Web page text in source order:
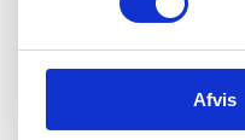
Afvis
Danmarks Radio:
Ole Ryborgolry
Anne Sandager